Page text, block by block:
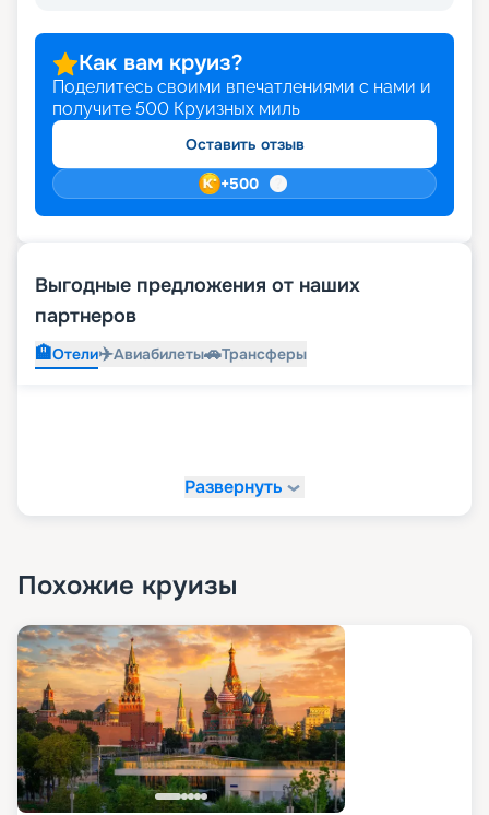
Как вам круиз?
Поделитесь своими впечатлениями с нами и
получите 500 Круизных миль
Оставить отзыв
+500
Выгодные предложения от наших
партнеров
🏨Отели✈️Авиабилеты🚗Трансферы
Развернуть
Похожие круизы